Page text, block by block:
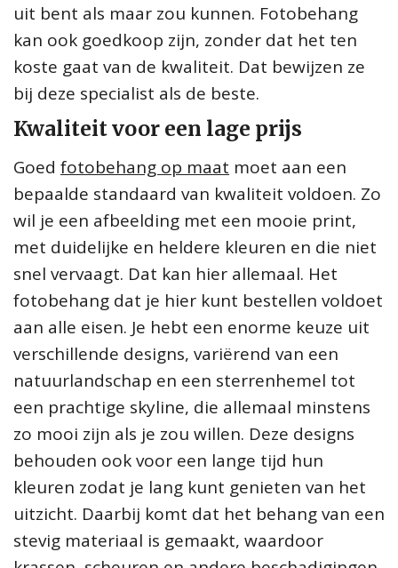
uit bent als maar zou kunnen. Fotobehang
kan ook goedkoop zijn, zonder dat het ten
koste gaat van de kwaliteit. Dat bewijzen ze
bij deze specialist als de beste.
Kwaliteit voor een lage prijs
Goed fotobehang op maat moet aan een
bepaalde standaard van kwaliteit voldoen. Zo
wil je een afbeelding met een mooie print,
met duidelijke en heldere kleuren en die niet
snel vervaagt. Dat kan hier allemaal. Het
fotobehang dat je hier kunt bestellen voldoet
aan alle eisen. Je hebt een enorme keuze uit
verschillende designs, variërend van een
natuurlandschap en een sterrenhemel tot
een prachtige skyline, die allemaal minstens
zo mooi zijn als je zou willen. Deze designs
behouden ook voor een lange tijd hun
kleuren zodat je lang kunt genieten van het
uitzicht. Daarbij komt dat het behang van een
stevig materiaal is gemaakt, waardoor